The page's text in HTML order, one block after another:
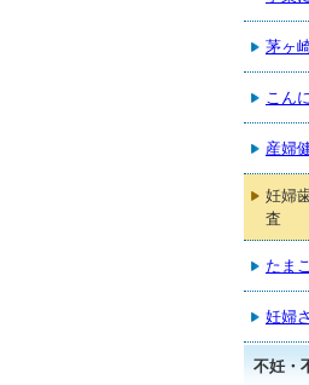
茅ヶ
こん
産婦
妊婦
査
たま
妊婦
不妊・